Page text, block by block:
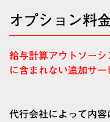
オプション料
給与計算アウトソー
に含まれない追加サー
代行会社によって内